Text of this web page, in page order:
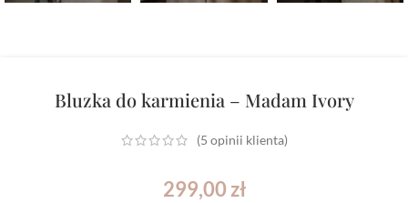
Bluzka do karmienia – Madam Ivory
(5 opinii klienta)
299,00zł